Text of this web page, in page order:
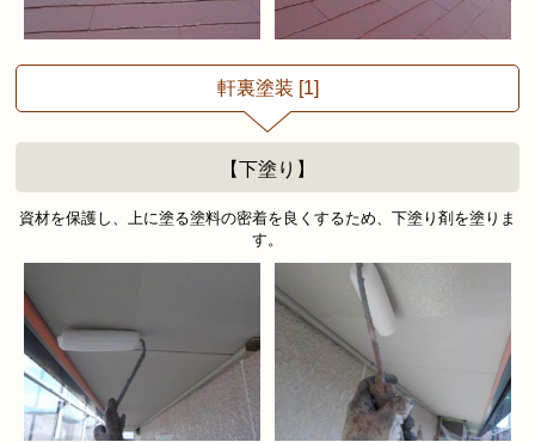
軒裏塗装 [1]
【下塗り】
資材を保護し、上に塗る塗料の密着を良くするため、下塗り剤を塗りま
す。